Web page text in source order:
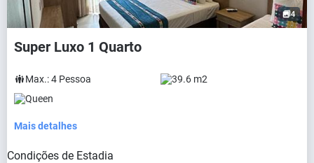
4
Super Luxo 1 Quarto
Max.:4 Pessoa
39.6 m2
Queen
Mais detalhes
Condições de Estadia